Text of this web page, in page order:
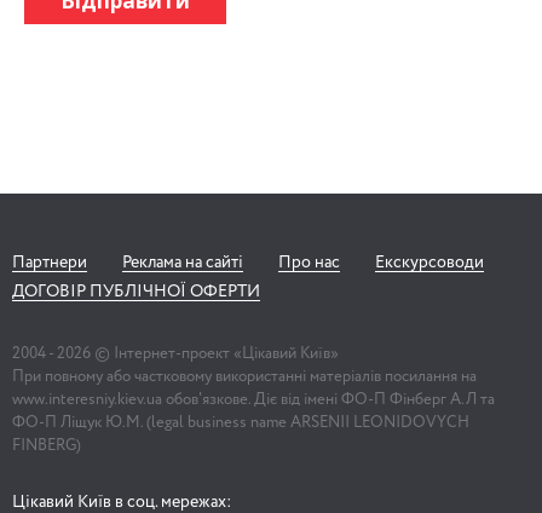
Партнери Реклама на сайті Про нас
Екскурсоводи
ДОГОВІР ПУБЛІЧНОЇ ОФЕРТИ
2004 - 2026 © Інтернет-проект «Цікавий Київ»
При повному або частковому використанні матеріалів посилання на
www.interesniy.kiev.ua обов'язкове. Діє від імені ФО-П Фінберг А.Л та
ФО-П Ліщук Ю.М. (legal business name ARSENII LEONIDOVYCH
FINBERG)
Цікавий Київ в соц. мережах: